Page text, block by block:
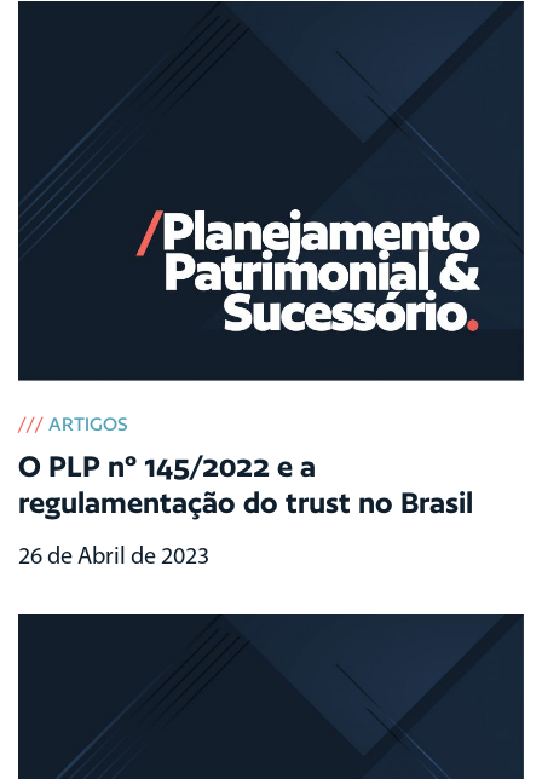
/// ARTIGOS
O PLP nº 145/2022 e a
regulamentação do trust no Brasil
26 de Abril de 2023